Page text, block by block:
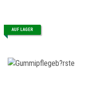
AUF LAGER